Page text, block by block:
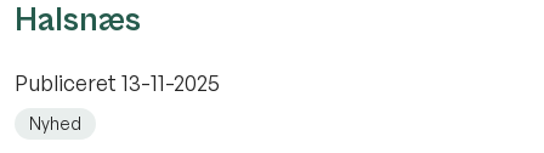
Halsnæs
Publiceret 13-11-2025
Nyhed